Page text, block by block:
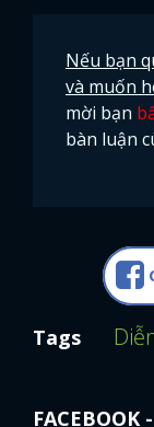
Nếu bạn
và muốn
mời bạn
bàn luận
Tags
FACEBOOK